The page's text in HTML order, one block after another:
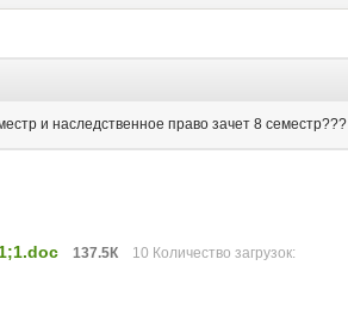
и наследственное право зачет 8 семестр???
137.5К 10 Количество загрузок: